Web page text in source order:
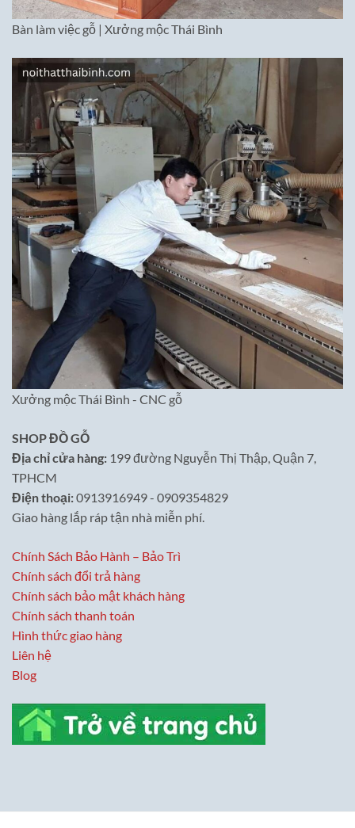
Bàn làm việc gỗ | Xưởng mộc Thái Bình
Xưởng mộc Thái Bình - CNC gỗ
SHOP ĐỒ GỖ
Địa chỉ cửa hàng: 199 đường Nguyễn Thị Thập, Quận 7,
TPHCM
Điện thoại:0913916949 - 0909354829
Giao hàng lắp ráp tận nhà miễn phí.
Chính Sách Bảo Hành – Bảo Trì
Chính sách đổi trả hàng
Chính sách bảo mật khách hàng
Chính sách thanh toán
Hình thức giao hàng
Liên hệ
Blog